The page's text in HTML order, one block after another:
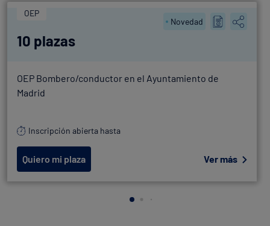
OEP
Novedad
10 plazas
OEP Bombero/conductor en el Ayuntamiento de
Madrid
Inscripción abierta hasta
Quiero mi plaza Ver más